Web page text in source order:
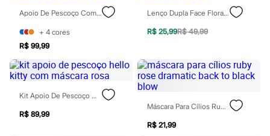
4 a 12 anos
Acessórios
Recém-nascido
Bolsas e Mochilas
Chapéus
Calçados
Botas
Chinelos
Pantufas
Rasteirinhas
Apoio De Pescoço Com Máscara De Dormir Cinza
+ 4 cores
R$ 99,99
Lenço Dupla Face Floral Listrado Colorido
R$ 25,99R$ 49,99
Kit Apoio De Pescoço Hello Kitty Com Máscara Rosa
R$ 89,99
Máscara Para Cílios Ruby Rose Dramatic Back To Black Blow
R$ 21,99